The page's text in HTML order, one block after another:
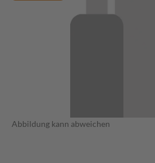
Abbildung kann abweichen